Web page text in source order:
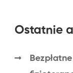
Ostatnie